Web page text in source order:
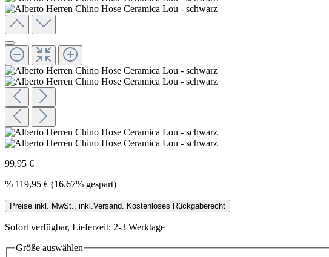
99,95 €
% 119,95 € (16.67% gespart)
Preise inkl. MwSt., inkl.Versand. Kostenloses Rückgaberecht
Sofort verfügbar, Lieferzeit: 2-3 Werktage
Größe auswählen